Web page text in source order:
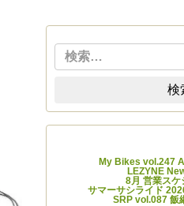
検
My Bikes vol.247
LEZYNE
8月 営業スケ
サマーサシライド
SRP vol.087 飯